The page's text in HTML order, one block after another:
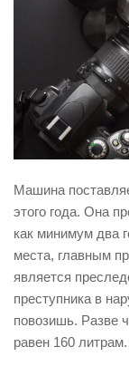
Машина
этого года. Она
как минимум два
места, главным
является
преступника в
повозишь. Разве
равен 160 литрам.